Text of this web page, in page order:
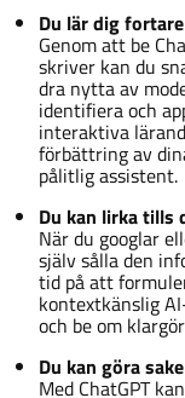
Du lär dig fortare
Genom att be
skriver kan du
dra nytta av
identifiera och
interaktiva
förbättring av
pålitlig assistent.
Du kan lirka tills
När du googlar
själv sålla den
tid på att
kontextkänslig
och be om
Du kan göra
Med ChatGPT